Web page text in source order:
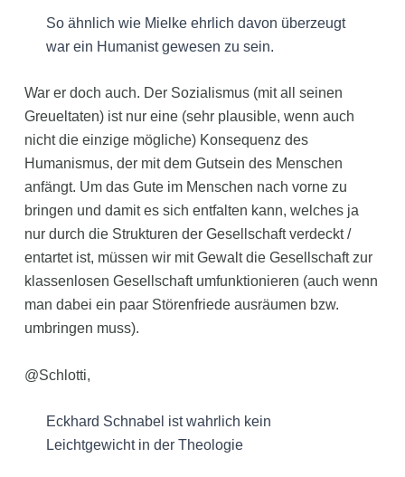
So ähnlich wie Mielke ehrlich davon überzeugt
war ein Humanist gewesen zu sein.
War er doch auch. Der Sozialismus (mit all seinen
Greueltaten) ist nur eine (sehr plausible, wenn auch
nicht die einzige mögliche) Konsequenz des
Humanismus, der mit dem Gutsein des Menschen
anfängt. Um das Gute im Menschen nach vorne zu
bringen und damit es sich entfalten kann, welches ja
nur durch die Strukturen der Gesellschaft verdeckt /
entartet ist, müssen wir mit Gewalt die Gesellschaft zur
klassenlosen Gesellschaft umfunktionieren (auch wenn
man dabei ein paar Störenfriede ausräumen bzw.
umbringen muss).
@Schlotti,
Eckhard Schnabel ist wahrlich kein
Leichtgewicht in der Theologie